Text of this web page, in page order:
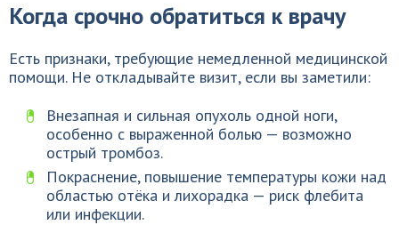
Когда срочно обратиться к врачу
Есть признаки, требующие немедленной медицинской
помощи. Не откладывайте визит, если вы заметили:
Внезапная и сильная опухоль одной ноги,
особенно с выраженной болью — возможно
острый тромбоз.
Покраснение, повышение температуры кожи над
областью отёка и лихорадка — риск флебита
или инфекции.